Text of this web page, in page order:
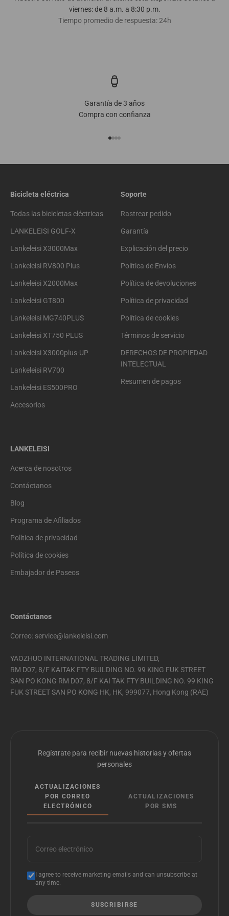
viernes: de 8 a.m. a 8:30 p.m.
Tiempo promedio de respuesta: 24h
Garantía de 3 años
Compra con confianza
Bicicleta eléctrica
Todas las bicicletas eléctricas
LANKELEISI GOLF-X
Lankeleisi X3000Max
Lankeleisi RV800 Plus
Lankeleisi X2000Max
Lankeleisi GT800
Lankeleisi MG740PLUS
Lankeleisi XT750 PLUS
Lankeleisi X3000plus-UP
Lankeleisi RV700
Lankeleisi ES500PRO
Accesorios
Soporte
Rastrear pedido
Garantía
Explicación del precio
Política de Envíos
Política de devoluciones
Política de privacidad
Política de cookies
Términos de servicio
DERECHOS DE PROPIEDAD
INTELECTUAL
Resumen de pagos
LANKELEISI
Acerca de nosotros
Contáctanos
Blog
Programa de Afiliados
Política de privacidad
Política de cookies
Embajador de Paseos
Contáctanos
Correo: service@lankeleisi.com
YAOZHUO INTERNATIONAL TRADING LIMITED,
RM D07, 8/F KAITAK FTY BUILDING NO. 99 KING FUK STREET
SAN PO KONG RM D07, 8/F KAI TAK FTY BUILDING NO. 99 KING
FUK STREET SAN PO KONG HK, HK, 999077, Hong Kong (RAE)
Regístrate para recibir nuevas historias y ofertas
personales
ACTUALIZACIONES
POR CORREO
ELECTRÓNICO
ACTUALIZACIONES
POR SMS
Correo electrónico
I agree to receive marketing emails and can unsubscribe at
any time.
SUSCRIBIRSE